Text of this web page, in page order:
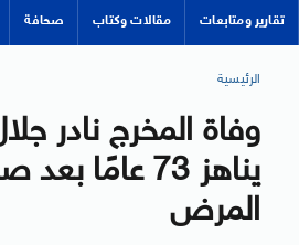
تقارير ومتابعات مقالات وكتاب صحافة
الرئيسية
وفاة المخرج نادر
يناهز 73 عامًا
المرض